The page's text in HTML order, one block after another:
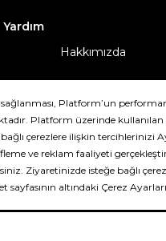
Yardım
Hakkımızda
Tüm hakları saklıdır.